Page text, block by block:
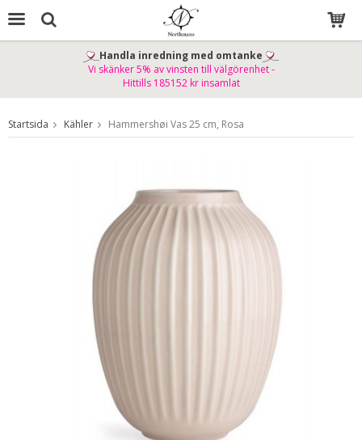
Produkten har blivit tillagd i varukorgen
Handla inredning med omtanke
Vi skänker 5% av vinsten till välgörenhet -
Hittills 185152 kr insamlat
Startsida Kähler Hammershøi Vas 25 cm, Rosa